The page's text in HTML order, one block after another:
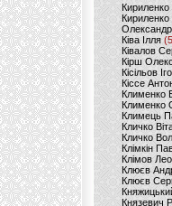
Кириленко
Ківа Ілля
Ківалов
Кірш
Кісільов
Кіссе
Клименко
Клименко
Климець
Кличко
Кличко
Клімкін
Клімов
Клюєв
Клюєв
Князевич